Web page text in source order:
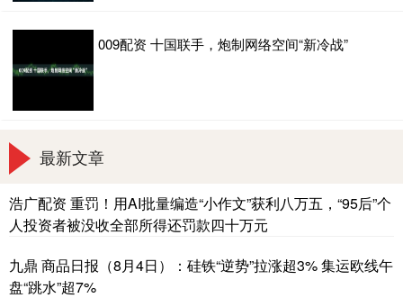
009配资 十国联手，炮制网络空间“新冷战”
最新文章
浩广配资 重罚！用AI批量编造“小作文”获利八万五，“95后”个
人投资者被没收全部所得还罚款四十万元
九鼎 商品日报（8月4日）：硅铁“逆势”拉涨超3% 集运欧线午
盘“跳水”超7%